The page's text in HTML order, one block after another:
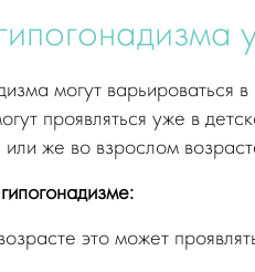
могут варьироваться
проявляться уже в
же во взрослом
это может